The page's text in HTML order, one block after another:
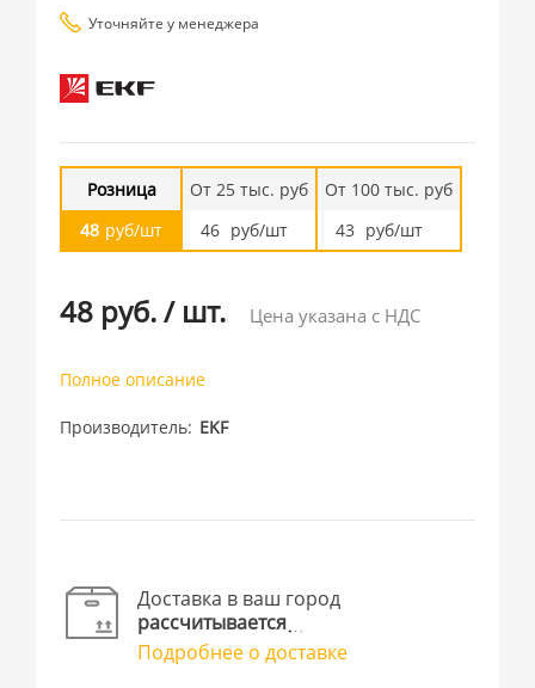
Уточняйте у менеджера
Розница
48 руб/шт
От 25 тыс. руб
46 руб/шт
От 100 тыс. руб
43 руб/шт
48 руб./ шт. Цена указана с НДС
Полное описание
Производитель EKF
Доставка в ваш город
рассчитывается
Подробнее о доставке